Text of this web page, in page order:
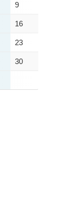
9
16
23
30